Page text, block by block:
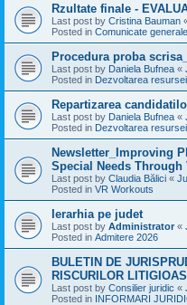
Rzultate finale -
Last post by Cristina Bauman
Posted in Comunicate generale
Procedura proba
Last post by Daniela Bufnea «
Posted in Dezvoltarea
Repartizarea
Last post by Daniela Bufnea «
Posted in Dezvoltarea
Newsletter_Improving
Special Needs
Last post by Claudia Bălici «
Posted in VR Workouts
Ierarhia pe judet
Last post by Administrator «
Posted in Admitere 2026
BULETIN DE
RISCURILOR
Last post by Consilier juridic «
Posted in INFORMARI